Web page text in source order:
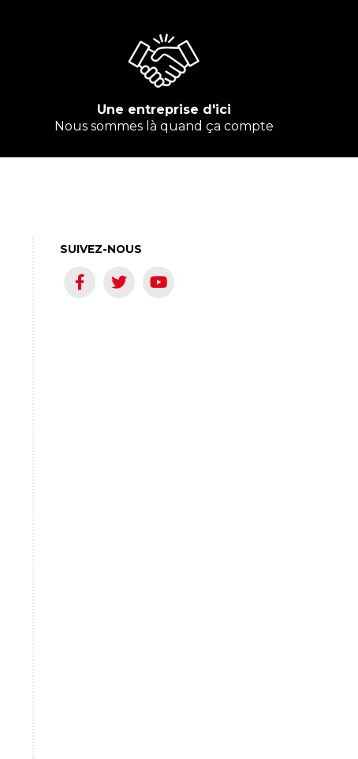
Une entreprise d'ici
Nous sommes là quand ça compte
SUIVEZ-NOUS